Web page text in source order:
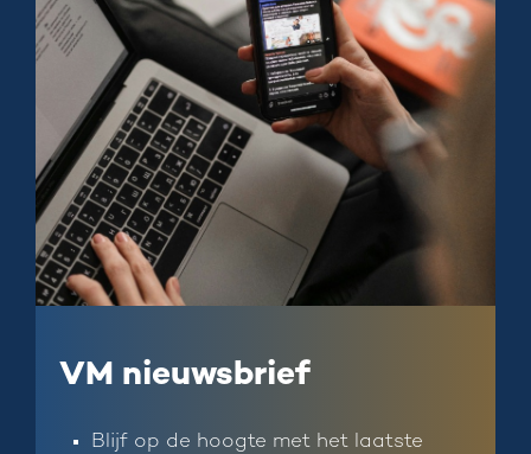
VM nieuwsbrief
Blijf op de hoogte met het laatste